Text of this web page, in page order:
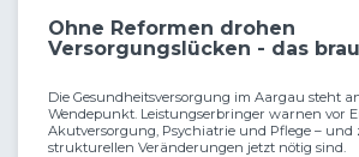
Ohne Reformen drohen
Versorgungslücken - das
Die Gesundheitsversorgung im Aargau steht
Wendepunkt. Leistungserbringer warnen vor
Akutversorgung, Psychiatrie und Pflege – und
strukturellen Veränderungen jetzt nötig sind.